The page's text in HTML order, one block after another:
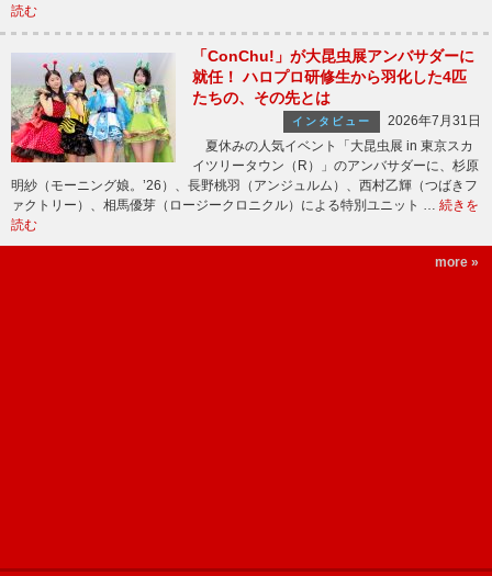
読む
「ConChu!」が大昆虫展アンバサダーに
就任！ ハロプロ研修生から羽化した4匹
たちの、その先とは
インタビュー
2026年7月31日
夏休みの人気イベント「大昆虫展 in 東京スカ
イツリータウン（R）」のアンバサダーに、杉原
明紗（モーニング娘。’26）、長野桃羽（アンジュルム）、西村乙輝（つばきフ
ァクトリー）、相馬優芽（ロージークロニクル）による特別ユニット … 続きを
読む
more »